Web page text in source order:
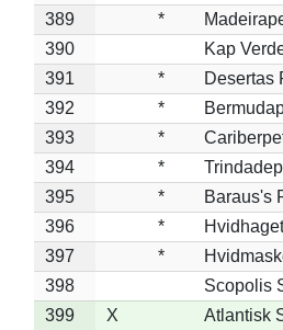
389
*
390
Kap
391
*
Desertas
392
*
393
*
394
*
395
*
Baraus's
396
*
397
*
398
Scopolis
399
X
Atlantisk